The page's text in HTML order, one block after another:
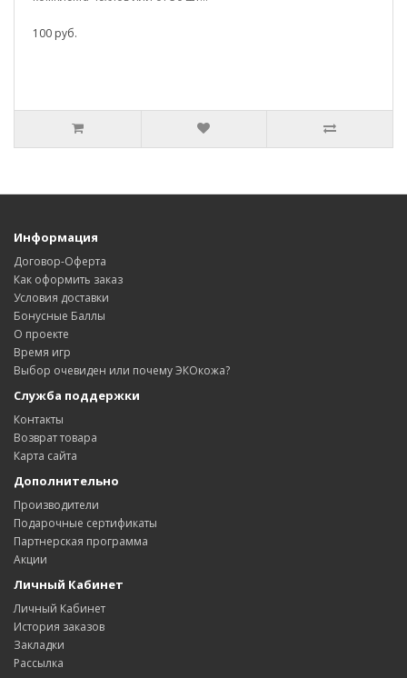
100 руб.
Информация
Договор-Оферта
Как оформить заказ
Условия доставки
Бонусные Баллы
О проекте
Время игр
Выбор очевиден или почему ЭКОкожа?
Служба поддержки
Контакты
Возврат товара
Карта сайта
Дополнительно
Производители
Подарочные сертификаты
Партнерская программа
Акции
Личный Кабинет
Личный Кабинет
История заказов
Закладки
Рассылка